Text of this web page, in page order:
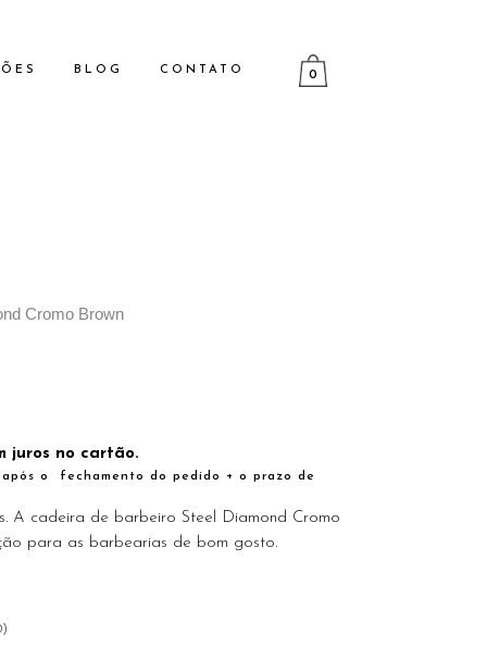
0
BLOG CONTATO
Cromo Brown
juros no cartão.
o fechamento do pedido + o prazo de
A cadeira de barbeiro Steel Diamond Cromo
para as barbearias de bom gosto.
)